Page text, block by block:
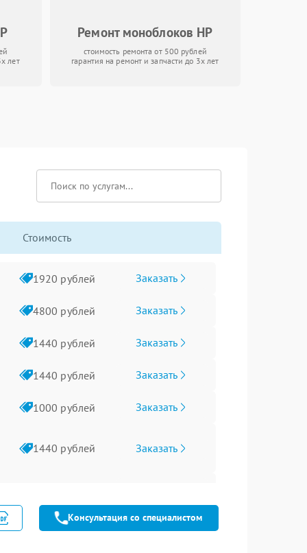
лет
Ремонт моноблоков HP
стоимость ремонта от 500 рублей
гарантия на ремонт и запчасти до 3х лет
Стоимость
1920 рублей Заказать
4800 рублей Заказать
1440 рублей Заказать
1440 рублей Заказать
1000 рублей Заказать
1440 рублей Заказать
4000 рублей Заказать
Консультация со специалистом